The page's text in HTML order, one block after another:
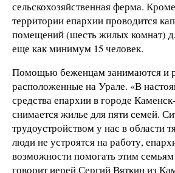
сельскохозяйственная ферма.
территории епархии проводится
помещений (шесть жилых комнат)
еще как минимум 15 человек.
Помощью беженцам занимаются и
расположенные на Урале. «В
средства епархии в городе
снимается жилье для пяти семей.
трудоустройством у нас в области
люди не устроятся на работу,
возможности помогать этим
говорит иерей Сергий Вяткин из